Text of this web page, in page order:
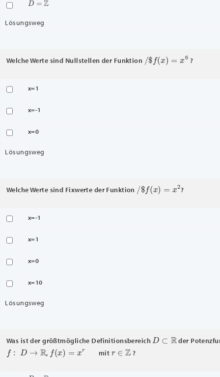
Lösungsweg
Welche Werte sind Nullstellen der Funktion
/$ (x =
?
x=1
x=-1
x=0
Lösungsweg
Welche Werte sind Fixwerte der Funktion
/$ (x =
?
x=-1
x=1
x=0
x=10
Lösungsweg
Was ist der größtmögliche Definitionsbereich
D
der
f: →
,
(x = xr
mit
Z
?
D=